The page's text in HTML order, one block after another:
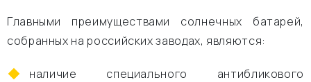
Главными преимуществами солнечных батарей,
собранных на российских заводах, являются:
наличие специального антибликового